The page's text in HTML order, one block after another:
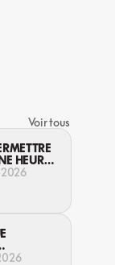
Voir tous
HEURE